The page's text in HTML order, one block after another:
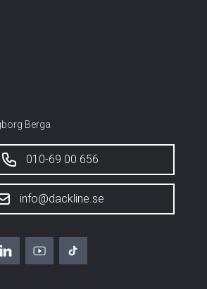
Berga
010-69 00 656
info@dackline.se